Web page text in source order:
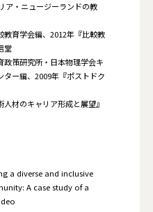
ア・ニュージーランドの教
育学会編、2012年『比較教
堂
策研究所・日本物理学会キ
ター編、2009年『ポストドク
のキャリア形成と展望』
a diverse and inclusive
A case study of a